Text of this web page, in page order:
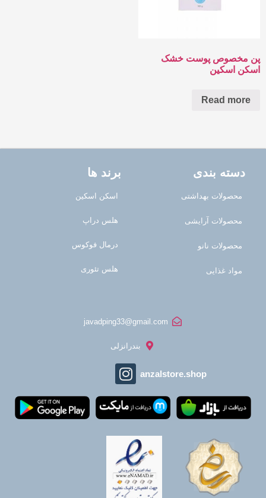
پن مخصوص پوست خشک
اسکن اسکین
Read more
دسته بندی
محصولات بهداشتی
محصولات آرایشی
محصولات نانو
مواد غذایی
برند ها
اسکن اسکین
هلس دراپ
درمال فوکوس
هلس تئوری
javadping33@gmail.com
بندرانزلی
anzalstore.shop